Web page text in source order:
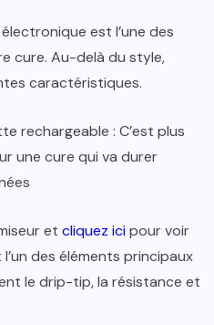
est l’une des
cure. Au-delà du style,
caractéristiques.
rechargeable : C’est plus
une cure qui va durer
et cliquez icipour voir
des éléments principaux
le drip-tip, la résistance et